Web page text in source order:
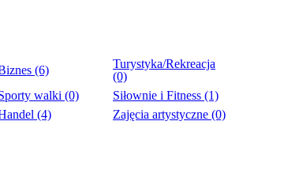
(6)
Turystyka/Rekreacja
(0)
walki (0)
Siłownie i Fitness (1)
(4)
Zajęcia artystyczne (0)